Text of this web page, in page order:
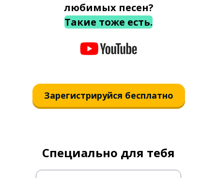
любимых песен?
Такие тоже есть.
Зарегистрируйся бесплатно
Специально для тебя